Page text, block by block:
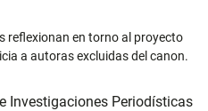
reflexionan en torno al proyecto
a autoras excluidas del canon.
Investigaciones Periodísticas